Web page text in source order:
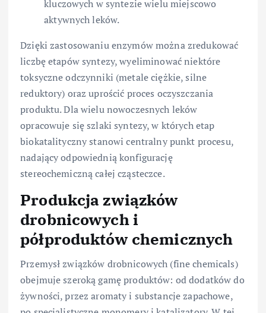
kluczowych w syntezie wielu miejscowo
aktywnych leków.
Dzięki zastosowaniu enzymów można zredukować
liczbę etapów syntezy, wyeliminować niektóre
toksyczne odczynniki (metale ciężkie, silne
reduktory) oraz uprościć proces oczyszczania
produktu. Dla wielu nowoczesnych leków
opracowuje się szlaki syntezy, w których etap
biokatalityczny stanowi centralny punkt procesu,
nadający odpowiednią konfigurację
stereochemiczną całej cząsteczce.
Produkcja związków
drobnicowych i
półproduktów chemicznych
Przemysł związków drobnicowych (fine chemicals)
obejmuje szeroką gamę produktów: od dodatków do
żywności, przez aromaty i substancje zapachowe,